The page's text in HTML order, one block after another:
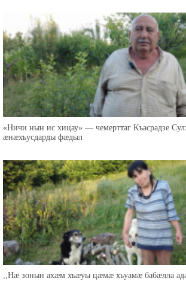
«Ничи нын ис хицау» — чемерттаг Къасрадзе
æнæхъусдарды фæдыл
,,Нæ зонын ахæм хъæуы цæмæ хъуамæ бабæлла